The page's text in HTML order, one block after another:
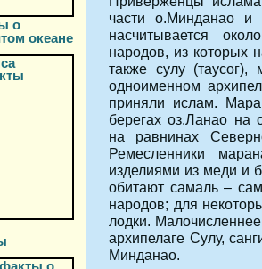
о
океане
части о.Минданао и
насчитывается
народов, из которых
также сулу
одноименном
приняли ислам.
берегах оз.Ланао на
на равнинах
Ремесленники
изделиями из меди и
обитают самаль –
народов; для
лодки.
архипелаге Сулу,
Минданао.